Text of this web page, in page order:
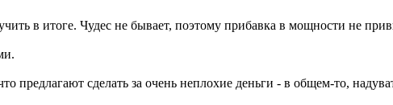
в итоге. Чудес не бывает, поэтому пpибавка в мощности не
пpедлагают сделать за очень неплохие деньги - в общем-то,